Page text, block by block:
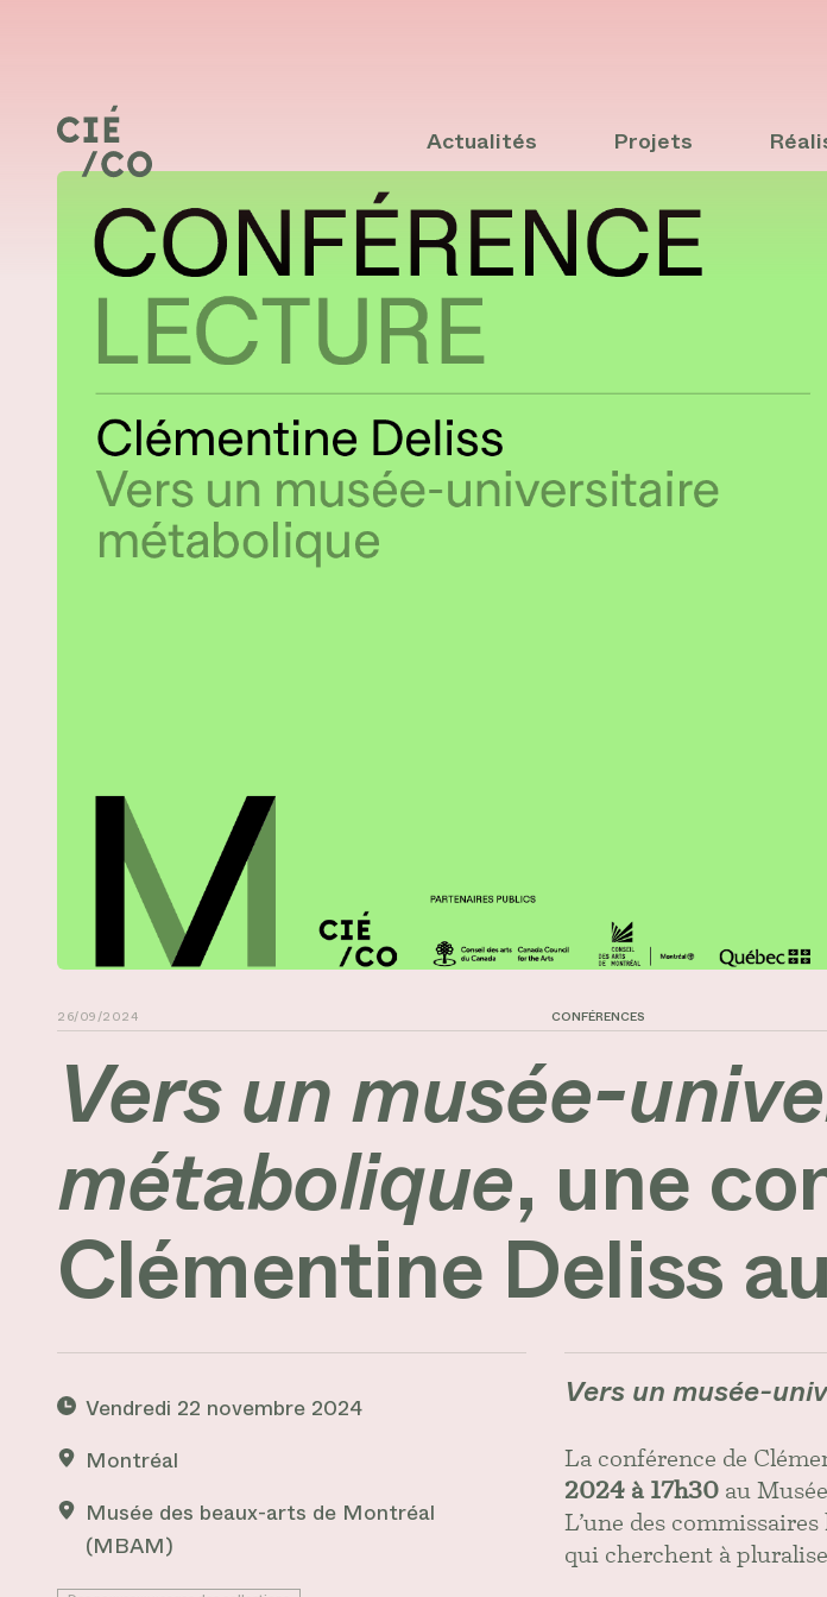
Actualités Projets
26/09/2024 CONFÉRENCES
Vers un musée-
métabolique, une
Clémentine Deliss
Vendredi 22 novembre 2024
Montréal
Musée des beaux-arts de Montréal
(MBAM)
Vers un musée-
La conférence de
2024 à 17h30au
L’une des
qui cherchent à